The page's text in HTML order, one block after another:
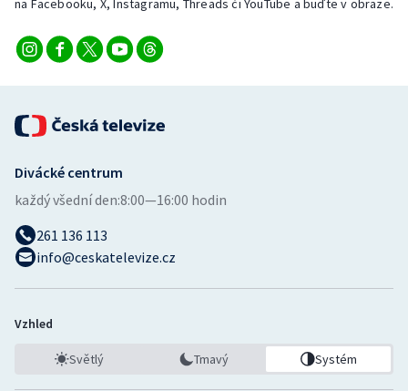
na Facebooku, X, Instagramu, Threads či YouTube a buďte v obraze.
Divácké centrum
každý všední den:8:00—16:00 hodin
261 136 113
info@ceskatelevize.cz
Vzhled
Světlý Tmavý Systém